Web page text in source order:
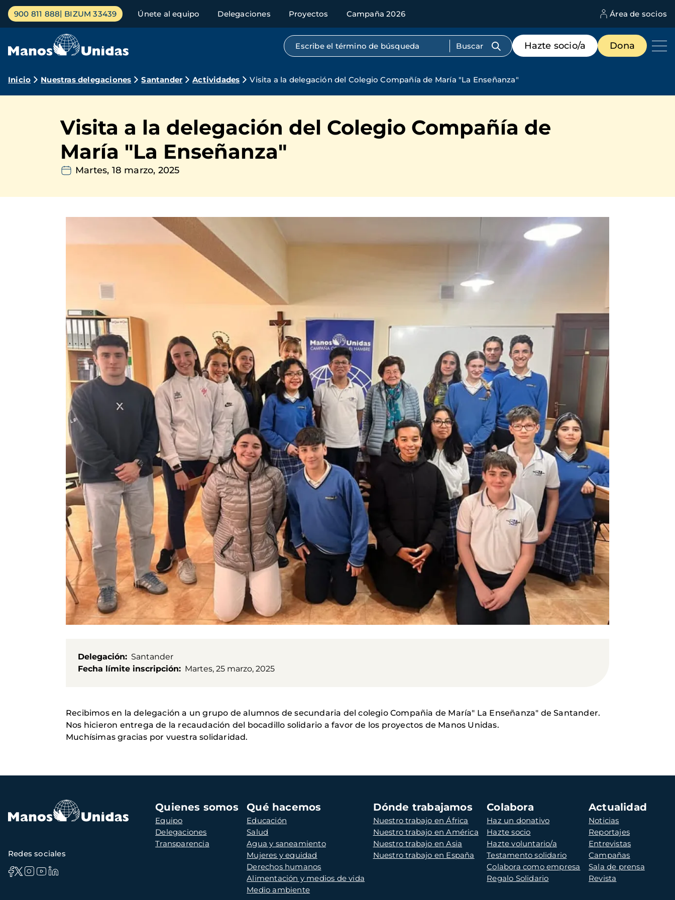
Pasar
contenido
Menú
principal
900 811 888 BIZUM 33439 Únete al equipo Delegaciones Proyectos Campaña 2026 Área de socios
Búsqueda por texto completo
Menú
de
destacados
Hazte socio/a Dona
Ruta
navegación
Inicio Nuestras delegaciones Santander Actividades Visita a la delegación del Colegio Compañía de María "La Enseñanza"
Visita a la delegación del Colegio Compañía de
María "La Enseñanza"
Martes, 18 marzo, 2025
Delegación
Santander
Fecha límite inscripción
Martes, 25 marzo, 2025
Recibimos en la delegación a un grupo de alumnos de secundaria del colegio Compañia de María" La Enseñanza" de Santander.
Nos hicieron entrega de la recaudación del bocadillo solidario a favor de los proyectos de Manos Unidas.
Muchísimas gracias por vuestra solidaridad.
Navegación
principal
Quienes somos
Equipo
Delegaciones
Transparencia
Qué hacemos
Educación
Salud
Agua y saneamiento
Mujeres y equidad
Derechos humanos
Alimentación y medios de vida
Medio ambiente
Dónde trabajamos
Nuestro trabajo en África
Nuestro trabajo en América
Nuestro trabajo en Asia
Nuestro trabajo en España
Colabora
Haz un donativo
Hazte socio
Hazte voluntario/a
Testamento solidario
Colabora como empresa
Regalo Solidario
Actualidad
Noticias
Reportajes
Entrevistas
Campañas
Sala de prensa
Revista
Redes sociales